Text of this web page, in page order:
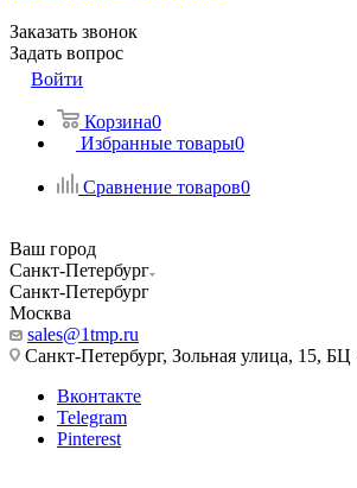
Заказать звонок
Задать вопрос
Войти
Корзина0
Избранные товары0
Сравнение товаров0
Ваш город
Санкт-Петербург
Санкт-Петербург
Москва
sales@1tmp.ru
Санкт-Петербург, Зольная улица, 15,
Вконтакте
Telegram
Pinterest